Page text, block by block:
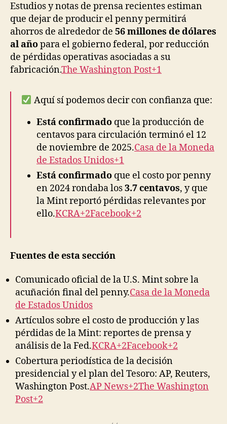
Estudios y notas de prensa recientes estiman
que dejar de producir el penny permitirá
ahorros de alrededor de 56 millones de dólares
al añopara el gobierno federal, por reducción
de pérdidas operativas asociadas a su
fabricación.The Washington Post+1
Aquí sí podemos decir con confianza que:
Está confirmado que la producción de
centavos para circulación terminó el 12
de noviembre de 2025.Casa de la Moneda
de Estados Unidos+1
Está confirmado que el costo por penny
en 2024 rondaba los3.7 centavos, y que
la Mint reportó pérdidas relevantes por
ello.KCRA+2Facebook+2
Fuentes de esta sección
Comunicado oficial de la U.S. Mint sobre la
acuñación final del penny.Casa de la Moneda
de Estados Unidos
Artículos sobre el costo de producción y las
pérdidas de la Mint: reportes de prensa y
análisis de la Fed.KCRA+2Facebook+2
Cobertura periodística de la decisión
presidencial y el plan del Tesoro: AP, Reuters,
Washington Post.AP News+2The Washington
Post+2